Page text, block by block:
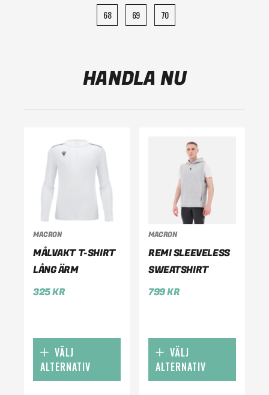
68 69 70
HANDLA NU
MACRON
MÅLVAKT T-SHIRT
LÅNG ÄRM
325KR
VÄLJ
ALTERNATIV
MACRON
REMI SLEEVELESS
SWEATSHIRT
799KR
VÄLJ
ALTERNATIV